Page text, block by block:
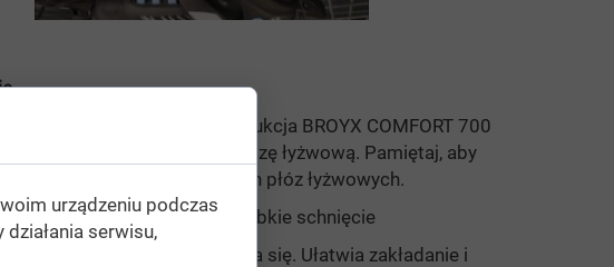
- rewolucyjna konstrukcja BROYX COMFORT 700
szyny rolkowej na płozę łyżwową. Pamiętaj, aby
rozmiar dodatkowych płóz łyżwowych.
– wyściółka zapewniająca szybkie schnięcie
– klamra samozamykająca się. Ułatwia zakładanie i
urządzeniu podczas
serwisu,